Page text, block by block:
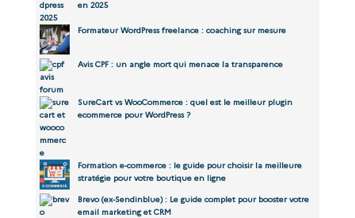
en 2025
Formateur WordPress freelance : coaching sur mesure
Avis CPF : un angle mort qui menace la transparence
SureCart vs WooCommerce : quel est le meilleur plugin
ecommerce pour WordPress ?
Formation e-commerce : le guide pour choisir la meilleure
stratégie pour votre boutique en ligne
Brevo (ex-Sendinblue) : Le guide complet pour booster votre
email marketing et CRM